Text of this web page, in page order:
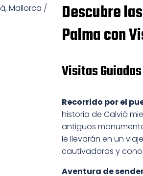
Descubre
Palma con
Visitas
Recorrido por el
historia de Calvià
antiguos
le llevarán en un
cautivadoras y
Aventura de